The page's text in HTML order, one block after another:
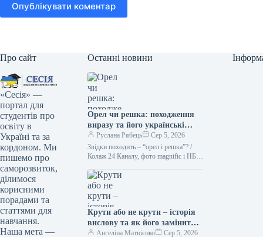
Опублікувати коментар
Про сайт
«Сесія» —
портал для
студентів про
освіту в
Україні та за
кордоном. Ми
пишемо про
саморозвиток,
ділимося
корисними
порадами та
статтями для
навчання.
Наша мета —
Останні новини
Орел чи решка: походження
виразу та його українські
синоніми Походження вислову
“орел чи решка” тісно
пов’язане з давньою
для прийняття рішення. На
одній стороні монети, як
правило, зображували орла, а
на іншій – герб держави або
інший символ. Таким чином,
“орел” і “решка” стали
Руслана Рябець
Сер 5, 2026
Звідки походить – “орел і решка”? /
Колаж 24 Каналу, фото magnific і НБУ
зробити…
Крути або не крути – історія
вислову та як його замінити
українською
Ангеліна Матвієнко Сер 5, 2026